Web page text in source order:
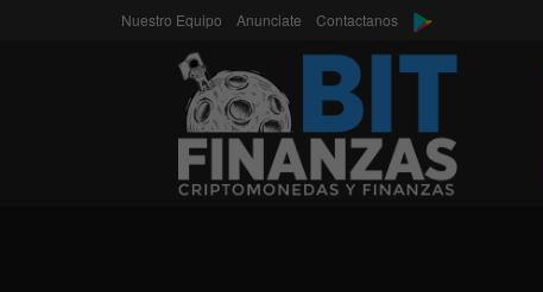
Nuestro Equipo Anunciate Contactanos